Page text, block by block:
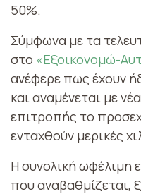
50%.
Σύμφωνα με τα
στο «Εξοικονομώ-
ανέφερε πως έχουν
και αναμένεται με
επιτροπής το
ενταχθούν μερικές
Η συνολική ωφέλιμη
που αναβαθμίζεται,